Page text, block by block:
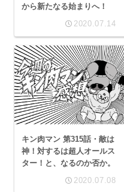
から新たなる始まりへ！
2020.07.14
キン肉マン 第315話・敵は
神！対するは超人オールス
ター！と、なるのか否か。
2020.07.08